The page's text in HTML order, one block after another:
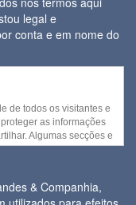
legal e
conta e em nome do
de todos os visitantes e
as informações
Algumas secções e
sem recurso a
informação pessoal
& Companhia,